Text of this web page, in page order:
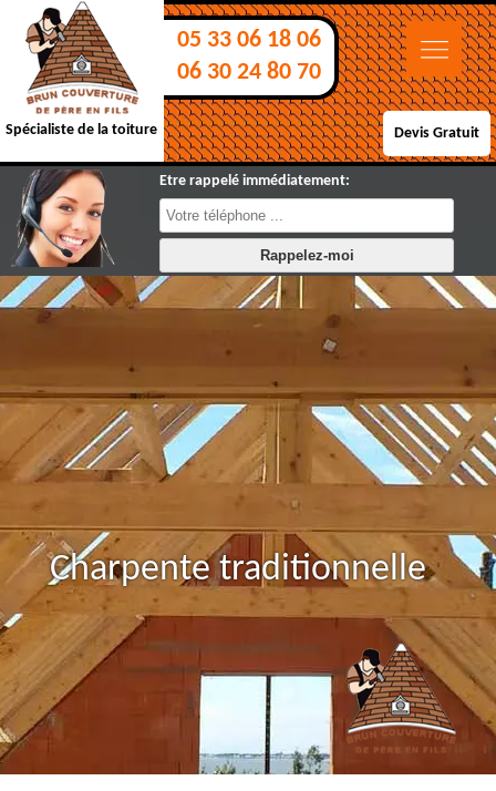
Spécialiste de la toiture
05 33 06 18 06
06 30 24 80 70
Devis Gratuit
Etre rappelé immédiatement:
Charpente traditionnelle